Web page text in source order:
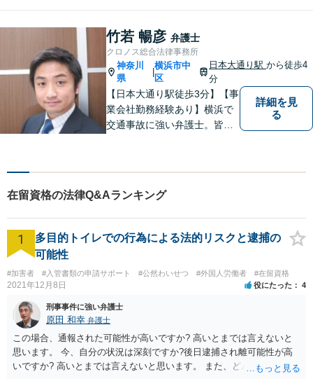
頼者様が安心して将来を過ご
せるようになるための支援を
いたします。
竹若 暢彦 弁護士
クロノス総合法律事務所
神奈川
県
横浜市中
区
日本大通り駅から徒歩4
分
【日本大通り駅徒歩3分】【事
業会社勤務経験あり】横浜で
交通事故に強い弁護士。皆様
最大限サポートいたします。
ご相談くださいませ。
詳細を見
る
在留資格の法律Q&Aランキング
1
多目的トイレでの行為による法的リスクと逮捕の
可能性
#加害者 #入管書類の申請サポート #公然わいせつ #外国人労働者 #在留資格
2021年12月8日 役にたった 4
刑事事件に強い弁護士
原田 和幸 弁護士
この場合、通報された可能性が高いですか? 高いとまでは言えないと
思います。 今、自分の状況は深刻ですか?後日逮捕され離可能性が高
いですか? 高いとまでは言えないと思います。 また、どんな犯罪をし